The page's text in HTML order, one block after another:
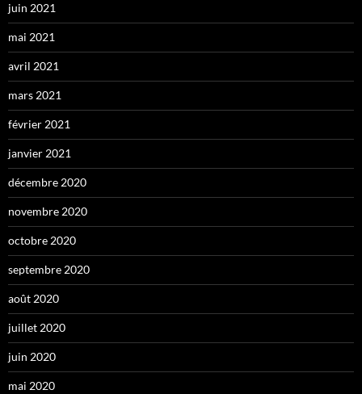
juin 2021
mai 2021
avril 2021
mars 2021
février 2021
janvier 2021
décembre 2020
novembre 2020
octobre 2020
septembre 2020
août 2020
juillet 2020
juin 2020
mai 2020